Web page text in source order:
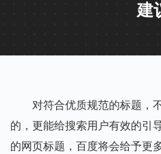
建
对符合优质规范的标题，
的，更能给搜索用户有效的引
的网页标题， 百度将会给予更